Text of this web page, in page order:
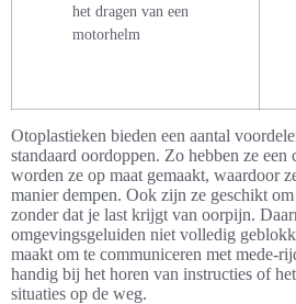
het dragen van een
motorhelm
Otoplastieken bieden een aantal
standaard oordoppen. Zo hebben ze een
worden ze op maat gemaakt, waardoor
manier dempen. Ook zijn ze geschikt
zonder dat je last krijgt van oorpijn.
omgevingsgeluiden niet volledig
maakt om te communiceren met mede-
handig bij het horen van instructies of
situaties op de weg.